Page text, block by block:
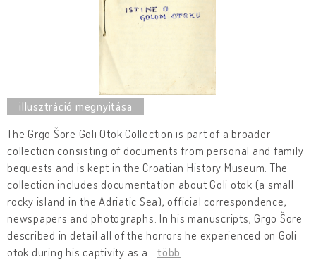
The Grgo Šore Goli Otok Collection is part of a broader
collection consisting of documents from personal and family
bequests and is kept in the Croatian History Museum. The
collection includes documentation about Goli otok (a small
rocky island in the Adriatic Sea), official correspondence,
newspapers and photographs. In his manuscripts, Grgo Šore
described in detail all of the horrors he experienced on Goli
otok during his captivity as a
több